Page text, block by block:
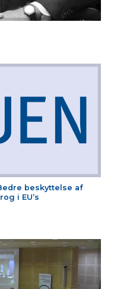
beskyttelse af
i EU’s